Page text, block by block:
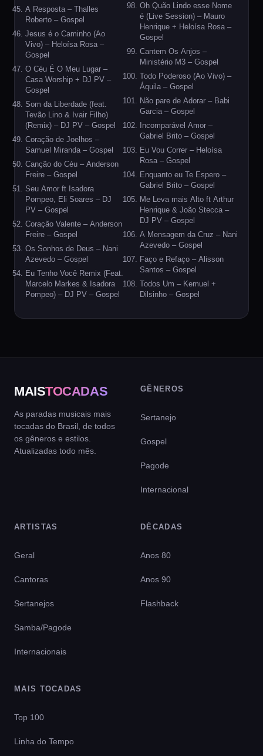
A Resposta – Thalles
Roberto – Gospel
Jesus é o Caminho (Ao
Vivo) – Heloísa Rosa –
Gospel
O Céu É O Meu Lugar –
Casa Worship + DJ PV –
Gospel
Som da Liberdade (feat.
Tevão Lino & Ivair Filho)
(Remix) – DJ PV – Gospel
Coração de Joelhos –
Samuel Miranda – Gospel
Canção do Céu – Anderson
Freire – Gospel
Seu Amor ft Isadora
Pompeo, Eli Soares – DJ
PV – Gospel
Coração Valente – Anderson
Freire – Gospel
Os Sonhos de Deus – Nani
Azevedo – Gospel
Eu Tenho Você Remix (Feat.
Marcelo Markes & Isadora
Pompeo) – DJ PV – Gospel
Oh Quão Lindo esse Nome
é (Live Session) – Mauro
Henrique + Heloísa Rosa –
Gospel
Cantem Os Anjos –
Ministério M3 – Gospel
Todo Poderoso (Ao Vivo) –
Áquila – Gospel
Não pare de Adorar – Babi
Garcia – Gospel
Incomparável Amor –
Gabriel Brito – Gospel
Eu Vou Correr – Heloísa
Rosa – Gospel
Enquanto eu Te Espero –
Gabriel Brito – Gospel
Me Leva mais Alto ft Arthur
Henrique & João Stecca –
DJ PV – Gospel
A Mensagem da Cruz – Nani
Azevedo – Gospel
Faço e Refaço – Alisson
Santos – Gospel
Todos Um – Kemuel +
Dilsinho – Gospel
MAISTOCADAS
As paradas musicais mais
tocadas do Brasil, de todos
os gêneros e estilos.
Atualizadas todo mês.
GÊNEROS
Sertanejo
Gospel
Pagode
Internacional
ARTISTAS
Geral
Cantoras
Sertanejos
Samba/Pagode
Internacionais
DÉCADAS
Anos 80
Anos 90
Flashback
MAIS TOCADAS
Top 100
Linha do Tempo